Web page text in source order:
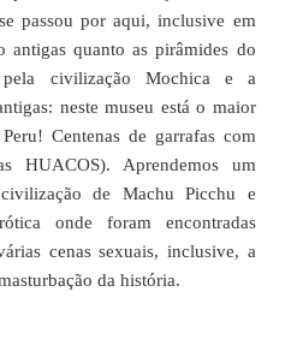
passou por aqui, inclusive em
antigas quanto as pirâmides do
civilização Mochica e a
neste museu está o maior
Centenas de garrafas com
HUACOS). Aprendemos um
de Machu Picchu e
onde foram encontradas
cenas sexuais, inclusive, a
da história.